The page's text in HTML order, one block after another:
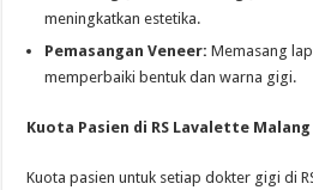
meningkatkan estetika.
Pemasangan Veneer: Memasang
memperbaiki bentuk dan warna gigi.
Kuota Pasien di RS Lavalette Malang
Kuota pasien untuk setiap dokter gigi di